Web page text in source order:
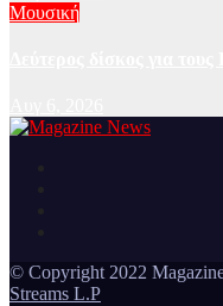
Μουσική
© Copyright 2022
Streams L.P